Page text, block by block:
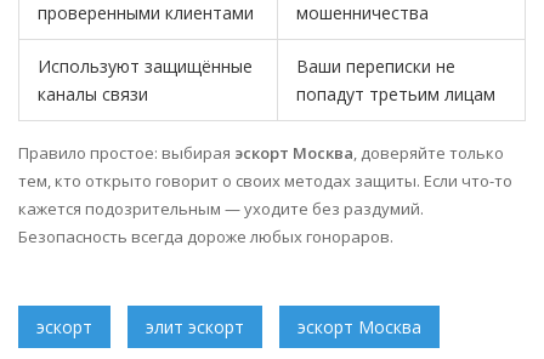
проверенными клиентами
мошенничества
Используют защищённые
каналы связи
Ваши переписки не
попадут третьим лицам
Правило простое: выбирая эскорт Москва, доверяйте только
тем, кто открыто говорит о своих методах защиты. Если что-то
кажется подозрительным — уходите без раздумий.
Безопасность всегда дороже любых гонораров.
эскорт элит эскорт эскорт Москва